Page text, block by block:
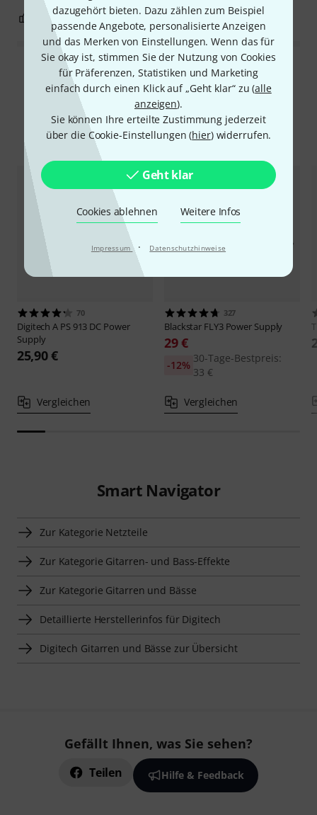
dazugehört bieten. Dazu zählen zum Beispiel
passende Angebote, personalisierte Anzeigen
und das Merken von Einstellungen. Wenn das für
Sie okay ist, stimmen Sie der Nutzung von Cookies
für Präferenzen, Statistiken und Marketing
einfach durch einen Klick auf „Geht klar“ zu (alle
anzeigen).
Sie können Ihre erteilte Zustimmung jederzeit
über die Cookie-Einstellungen (hier) widerrufen.
Geht klar
Cookies ablehnen Weitere Infos
Impressum · Datenschutzhinweise
0 BEWERTUNG MELDEN
Alle Bewertungen lesen
Alternativen vergleichen
70
DigitechA PS 913 DC Power
Supply
25,90 €
Vergleichen
327
Blackstar FLY3 Power Supply
29 €
30-Tage-Bestpreis:
33 €
-12%
Vergleichen
Smart Navigator
Zur Kategorie Netzteile
Zur Kategorie Gitarren- und Bass-Effekte
Zur Kategorie Gitarren und Bässe
Detaillierte Herstellerinfos für Digitech
Digitech Gitarren und Bässe zur Übersicht
Gefällt Ihnen, was Sie sehen?
Teilen Hilfe & Feedback